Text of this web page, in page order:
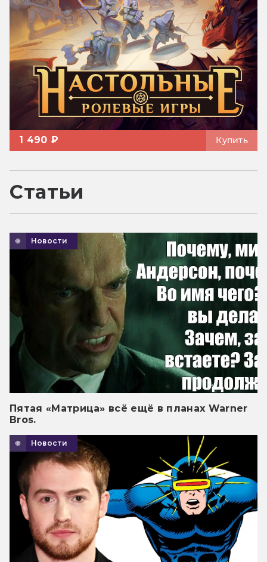
1 490 ₽ Купить
Статьи
Новости
Пятая «Матрица» всё ещё в планах Warner
Bros.
Новости